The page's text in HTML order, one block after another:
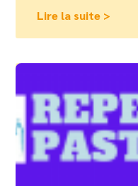
Lire la suite >